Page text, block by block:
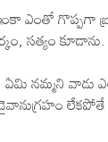
ఎంతో గొప్పగా
సత్యం కూడాను.
నమ్మని వాడు